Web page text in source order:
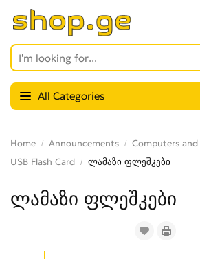
All Categories
Home Announcements
Computers and
USB Flash Card
ლამაზი ფლეშკები
ლამაზი ფლეშკები